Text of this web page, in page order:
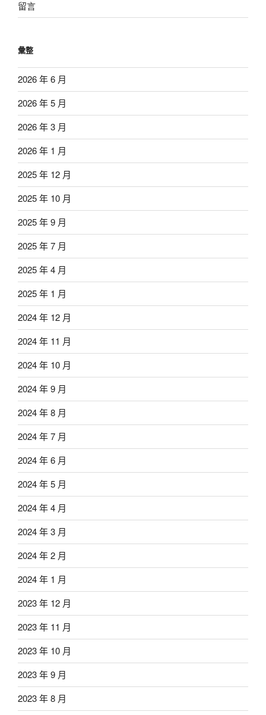
留言
彙整
2026 年 6 月
2026 年 5 月
2026 年 3 月
2026 年 1 月
2025 年 12 月
2025 年 10 月
2025 年 9 月
2025 年 7 月
2025 年 4 月
2025 年 1 月
2024 年 12 月
2024 年 11 月
2024 年 10 月
2024 年 9 月
2024 年 8 月
2024 年 7 月
2024 年 6 月
2024 年 5 月
2024 年 4 月
2024 年 3 月
2024 年 2 月
2024 年 1 月
2023 年 12 月
2023 年 11 月
2023 年 10 月
2023 年 9 月
2023 年 8 月